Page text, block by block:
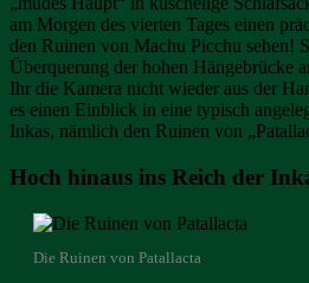
am Morgen des vierten Tages einen
den Ruinen von Machu Picchu sehen!
Überquerung der hohen Hängebrücke
Ihr die Kamera nicht wieder aus der
es einen Einblick in eine typisch
Inkas, nämlich den Ruinen von
Hoch hinaus ins Reich der
Die Ruinen von Patallacta